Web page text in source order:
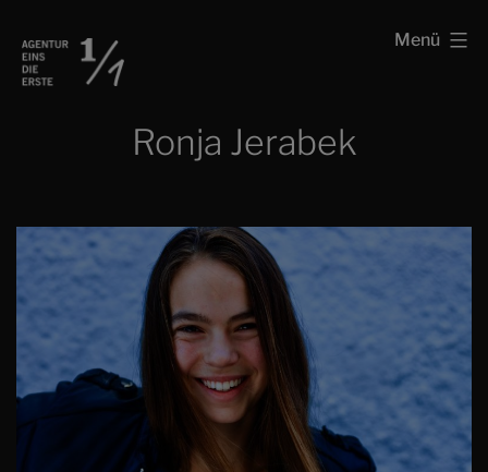
Inhalt
springen
Schauspielagentur
Agentur
Menü
Ronja Jerabek